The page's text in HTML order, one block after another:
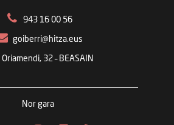
943 16 00 56
goiberri@hitza.eus
Oriamendi, 32 – BEASAIN
Nor gara